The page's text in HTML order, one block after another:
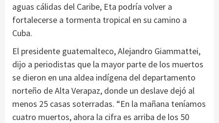
aguas cálidas del Caribe, Eta podría volver a
fortalecerse a tormenta tropical en su camino a
Cuba.
El presidente guatemalteco, Alejandro Giammattei,
dijo a periodistas que la mayor parte de los muertos
se dieron en una aldea indígena del departamento
norteño de Alta Verapaz, donde un deslave dejó al
menos 25 casas soterradas. “En la mañana teníamos
cuatro muertos, ahora la cifra es arriba de los 50